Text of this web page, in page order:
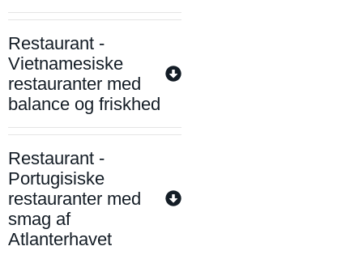
Restaurant -
Vietnamesiske
restauranter med
balance og friskhed
Restaurant -
Portugisiske
restauranter med
smag af
Atlanterhavet